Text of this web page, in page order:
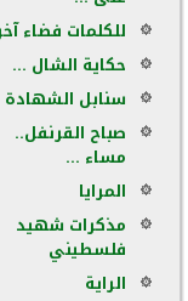
للكلمات فضاء
حكاية الشال ...
سنابل الشهادة
صباح القرنفل..
مساء ...
المرايا
مذكرات شهيد
فلسطيني
الراية